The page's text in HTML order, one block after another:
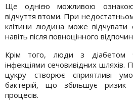
Ще однією можливою ознакою
відчуття втоми. При
клітини людина може відчувати
навіть після повноцінного
Крім того, люди з діабетом
інфекціями сечовивідних шляхів.
цукру створює сприятливі
бактерій, що збільшує ризик
процесів.